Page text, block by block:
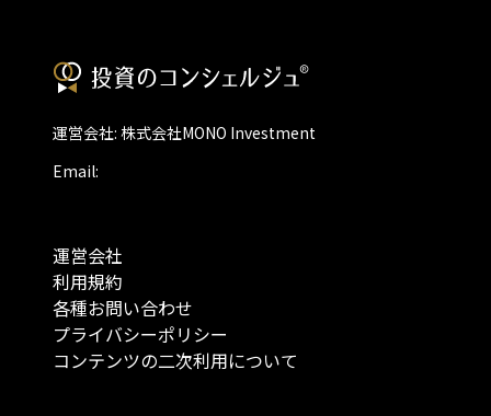
運営会社: 株式会社MONO Investment
Email:
運営会社
利用規約
各種お問い合わせ
プライバシーポリシー
コンテンツの二次利用について